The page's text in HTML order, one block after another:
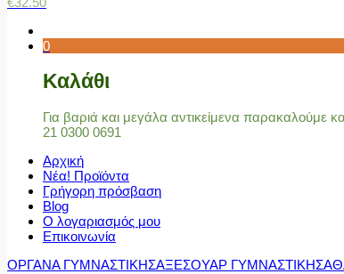
0
Καλάθι
Για βαριά και μεγάλα αντικείμενα παρακαλούμε
21 0300 0691
Αρχική
Νέα! Προϊόντα
Γρήγορη πρόσβαση
Blog
Ο λογαριασμός μου
Επικοινωνία
ΟΡΓΑΝΑ ΓΥΜΝΑΣΤΙΚΗΣΑΞΕΣΟΥΑΡ ΓΥΜΝΑΣΤΙΚΗΣ